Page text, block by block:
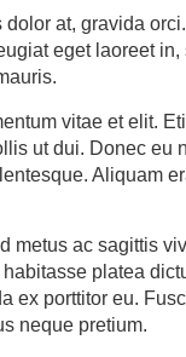
at, gravida
eget laoreet
vitae et elit.
ut dui. Donec eu
Aliquam
metus ac sagittis
platea
ex porttitor eu.
neque pretium.